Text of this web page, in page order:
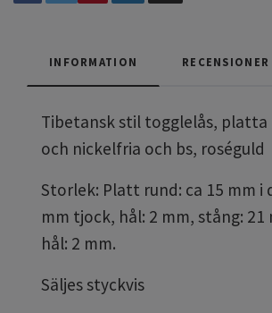
INFORMATION RECENSIONER
Tibetansk stil togglelås, platta
och nickelfria och bs, roséguld
Storlek: Platt rund: ca 15 mm i
mm tjock, hål: 2 mm, stång: 21
hål: 2 mm.
Säljes styckvis